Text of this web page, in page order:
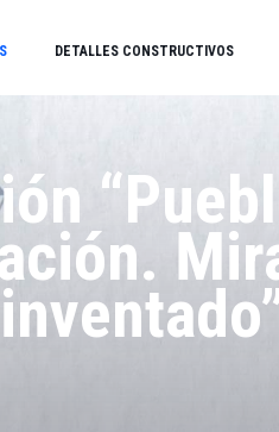
DETALLES CONSTRUCTIVOS